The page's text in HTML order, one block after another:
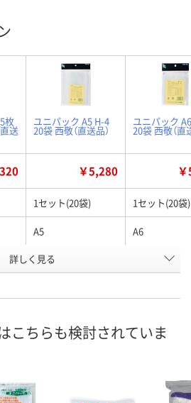
枚
送
ユニパック A5 H-4
20袋 西敬（直送品）
ユニパック
20袋 西敬（直
￥5,280
1セット(20袋) 1セット(20袋)
A5 A6
P393585 P393583
カ
詳しく見る
こちらも検討されていま